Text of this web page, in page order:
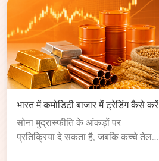
भारत में कमोडिटी बाजार में ट्रेडिंग कैसे करें
सोना मुद्रास्फीति के आंकड़ों पर
प्रतिक्रिया दे सकता है, जबकि कच्चे तेल